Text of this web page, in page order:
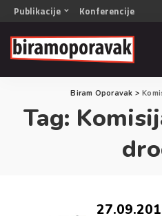
Publikacije
OPORAVAK- Naš zajednički cilj
OPORAVAK- Naš zajednički cilj
RECOVERY- Our common goal
OPORAVAK- Naš zajednički cilj 2
Mala knjiga vještina
Radna sveska za oporavak
Konferencije
Biram Oporavak >
Tag: